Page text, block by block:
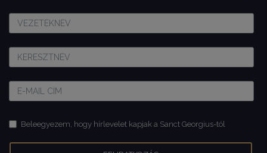
Beleegyezem, hogy hírlevelet kapjak a Sanct Georgius-tól